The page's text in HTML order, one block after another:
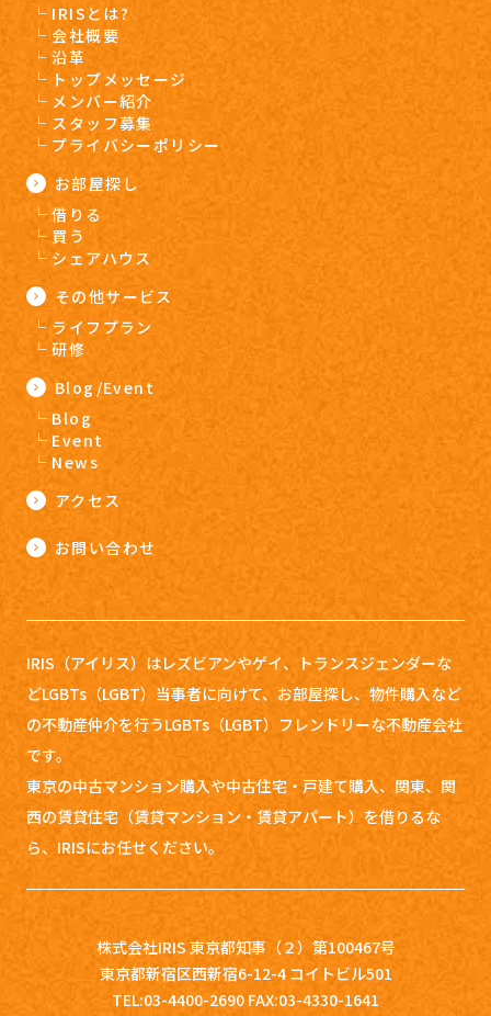
IRISとは?
会社概要
沿革
トップメッセージ
メンバー紹介
スタッフ募集
プライバシーポリシー
お部屋探し
借りる
買う
シェアハウス
その他サービス
ライフプラン
研修
Blog/Event
Blog
Event
News
アクセス
お問い合わせ
IRIS（アイリス）はレズビアンやゲイ、トランスジェンダーな
どLGBTs（LGBT）当事者に向けて、お部屋探し、 物件購入など
の不動産仲介を行うLGBTs（LGBT）フレンドリーな不動産会社
です。
東京の中古マンション購入や中古住宅・戸建て購入、関東、関
西の賃貸住宅（賃貸マンション・賃貸アパート）を借りるな
ら、IRISにお任せください。
株式会社IRIS 東京都知事（２）第100467号
東京都新宿区西新宿6-12-4 コイトビル501
TEL:03-4400-2690 FAX:03-4330-1641